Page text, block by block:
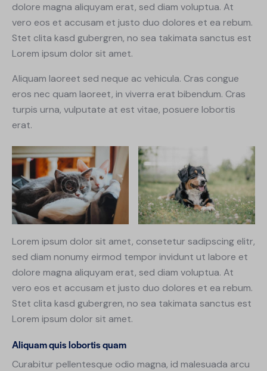
dolore magna aliquyam erat, sed diam voluptua. At
vero eos et accusam et justo duo dolores et ea rebum.
Stet clita kasd gubergren, no sea takimata sanctus est
Lorem ipsum dolor sit amet.
Aliquam laoreet sed neque ac vehicula. Cras congue
eros nec quam laoreet, in viverra erat bibendum. Cras
turpis urna, vulputate at est vitae, posuere lobortis
erat.
Lorem ipsum dolor sit amet, consetetur sadipscing elitr,
sed diam nonumy eirmod tempor invidunt ut labore et
dolore magna aliquyam erat, sed diam voluptua. At
vero eos et accusam et justo duo dolores et ea rebum.
Stet clita kasd gubergren, no sea takimata sanctus est
Lorem ipsum dolor sit amet.
Aliquam quis lobortis quam
Curabitur pellentesque odio magna, id malesuada arcu